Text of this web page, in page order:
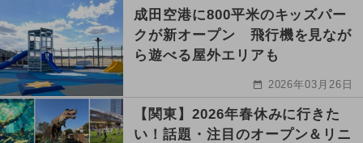
成田空港に800平米のキッズパー
クが新オープン 飛行機を見なが
ら遊べる屋外エリアも
2026年03月26日
【関東】2026年春休みに行きた
い！話題・注目のオープン＆リニ